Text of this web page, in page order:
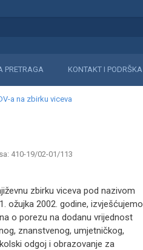
PRETRAGA KONTAKT I PODRŠKA
a na zbirku viceva
410-19/02-01/113
zbirku viceva pod nazivom
ožujka 2002. godine, izvješćujemo
o porezu na dodanu vrijednost
znanstvenog, umjetničkog,
odgoj i obrazovanje za